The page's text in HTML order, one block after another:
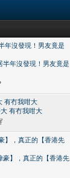
年沒發現！男友竟是
半年沒發現！男友竟是
有冇我咁大
有冇我咁大
】，真正的【香港先
豪】，真正的【香港先